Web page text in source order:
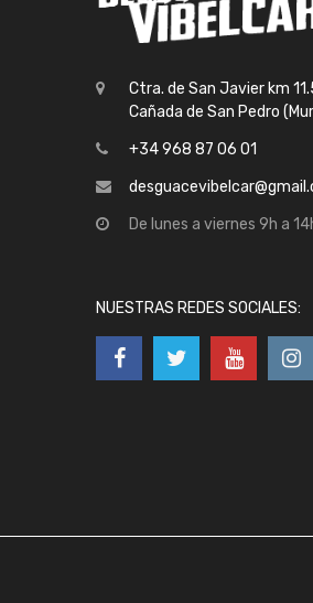
Ctra. de San Javier km
Cañada de San Pedro
+34 968 87 06 01
De lunes a viernes 9h a
NUESTRAS REDES SOCIALES: